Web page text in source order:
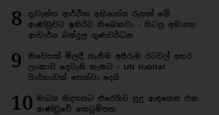
8
දැවැන්ත ආර්ථික අභියෝග රුසක් මේ
ආණ්ඩුවට ඉතිරිව තිබෙනවා - හිටපු අමාත්‍ය
ආචාර්ය බන්දුල ගුණවර්ධන
9
නිවෙසක් මිලදී ගැනීම අසීරුම රටවල් අතර
ලංකාව දෙවැනි තැනට - UN Habitat
වාර්තාවක් පෙන්වා දෙයි
10 මාධ්‍ය නිදහසට එරෙහිව සුදු ඇඳගෙන එන
ආණ්ඩුවේ කෙටුම්පත